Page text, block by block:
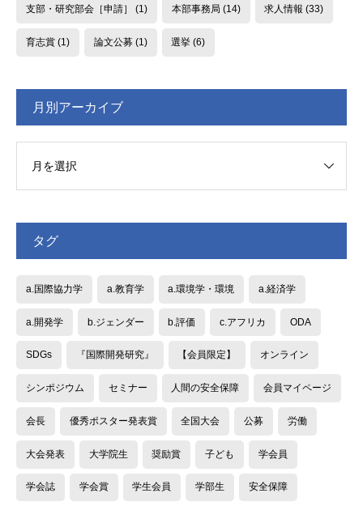
支部・研究部会［申請］ (1) 本部事務局 (14) 求人情報 (33)
育志賞(1) 論文公募(1) 選挙 (6)
月別アーカイブ
タグ
a.国際協力学 a.教育学 a.環境学・環境 a.経済学
a.開発学 b.ジェンダー b.評価 c.アフリカ ODA
SDGs 『国際開発研究』 【会員限定】 オンライン
シンポジウム セミナー 人間の安全保障 会員マイページ
会長 優秀ポスター発表賞 全国大会 公募 労働
大会発表 大学院生 奨励賞 子ども 学会員
学会誌 学会賞 学生会員 学部生 安全保障